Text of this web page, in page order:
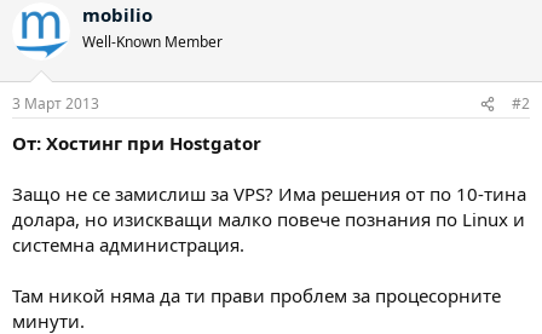
mobilio
Well-Known Member
3 Март 2013 #2
От: Хостинг при Hostgator
Защо не се замислиш за VPS? Има решения от по 10-тина
долара, но изискващи малко повече познания по Linux и
системна администрация.
Там никой няма да ти прави проблем за процесорните
минути.